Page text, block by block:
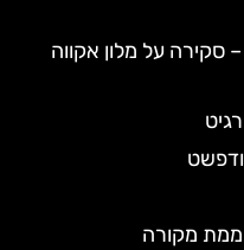
סקירה על מלון אקווה
מקורה